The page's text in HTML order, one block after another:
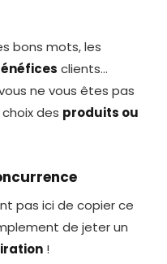
bons mots, les
clients…
ne vous êtes pas
des produits ou
pas ici de copier ce
de jeter un
!